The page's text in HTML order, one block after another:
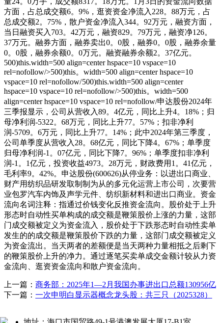
方面，占总成交额6。9%，逛资资金净流入228。88万元，占
总成交额2。75%，散户资金净流入344。92万元，融资方面，
当日融资买入703。42万元，融资829。79万元，融资净126。
37万元。融券方面，融券卖出0。0股，融券0。0股，融券余量
0。0股，融券余额0。0万元。融资融券余额2。37亿元。
500)this.width=500 align=center hspace=10 vspace=10
rel=nofollow/>500)this。width=500 align=center hspace=10
vspace=10 rel=nofollow/500)this.width=500 align=center
hspace=10 vspace=10 rel=nofollow/>500)this。width=500
align=center hspace=10 vspace=10 rel=nofollow/申达股份2024年
三季报显示，公司从营收入89。4亿元，同比上升4。18%；归
母净利润-5322。68万元，同比上升77。57%；扣非净利
润-5709。6万元，同比上升77。14%；此中2024年第三季度，
公司单季度从营收入28。68亿元，同比下降4。67%；单季度
归母净利润-1。07亿元，同比下降7。96%；单季度扣非净利
润-1。1亿元，投资收益4973。28万元，财政费用1。41亿元，
毛利率9。42%。申达股份(600626)从停业务：以进出口商业、
财产用纺织品研发取制制为从的多元化运营上市公司，次要营
业包罗汽车内饰及声学元件、纺织新材料和进出口商业。资金
流向名词注释：指通过价钱变化反推资金流向。股价处于上升
形态时自动性买单构成的成交额是鞭策股价上涨的力量，这部
门成交额被定义为资金流入，股价处于下跌形态时自动性卖单
发生的的成交额是鞭策股价下跌的力量，这部门成交额被定义
为资金流出。当天两者的差额便是当天两种力量相抵之后剩下
的鞭策股价上升的净力。通过逐笔买卖单成交金额计较从力资
金流向、逛资资金流向和散户资金流向。
上一篇： 商务部：2025年1—2月我国办事进出口总额130956亿
下一篇： 一次申明白显示器概念龙头股：共三只（2025328）